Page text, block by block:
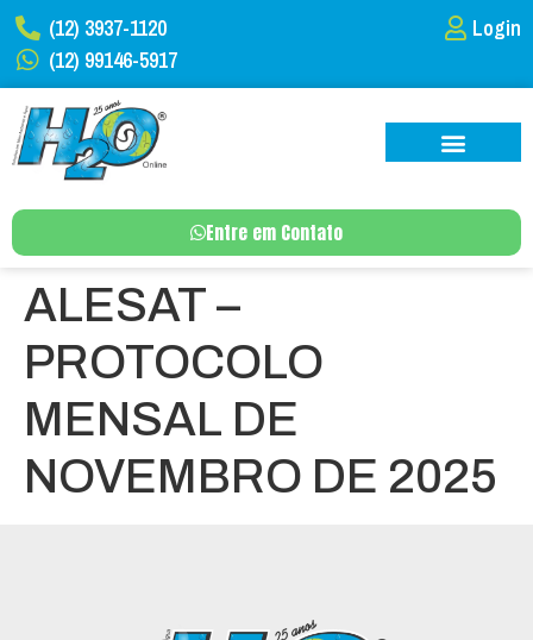
(12) 3937-1120
(12) 99146-5917
Login
Entre em Contato
ALESAT –
PROTOCOLO
MENSAL DE
NOVEMBRO DE 2025